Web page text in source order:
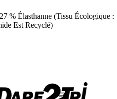
% Élasthanne (Tissu Écologique :
Est Recyclé)